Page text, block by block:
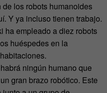
los robots humanoides
Y ya incluso tienen trabajo.
ha empleado a diez robots
huéspedes en la
ningún humano que
gran brazo robótico. Este